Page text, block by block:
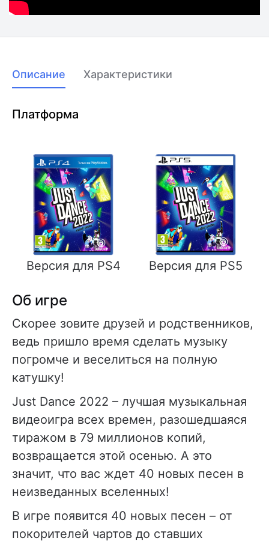
Описание Характеристики
Платформа
Версия для PS4 Версия для PS5
Об игре
Скорее зовите друзей и родственников,
ведь пришло время сделать музыку
погромче и веселиться на полную
катушку!
Just Dance 2022 – лучшая музыкальная
видеоигра всех времен, разошедшаяся
тиражом в 79 миллионов копий,
возвращается этой осенью. А это
значит, что вас ждет 40 новых песен в
неизведанных вселенных!
В игре появится 40 новых песен – от
покорителей чартов до ставших